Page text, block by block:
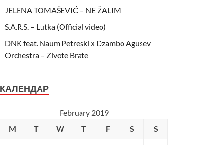
JELENA TOMAŠEVIĆ – NE ŽALIM
S.A.R.S. – Lutka (Official video)
DNK feat. Naum Petreski х Dzambo Agusev
Orchestra – Zivote Brate
КАЛЕНДАР
February 2019
M
T W T F S S